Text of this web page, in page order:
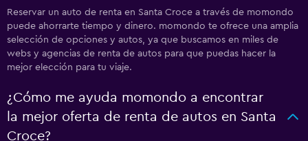
Reservar un auto de renta en Santa Croce a través de momondo
puede ahorrarte tiempo y dinero. momondo te ofrece una amplia
selección de opciones y autos, ya que buscamos en miles de
webs y agencias de renta de autos para que puedas hacer la
mejor elección para tu viaje.
¿Cómo me ayuda momondo a encontrar
la mejor oferta de renta de autos en Santa
Croce?